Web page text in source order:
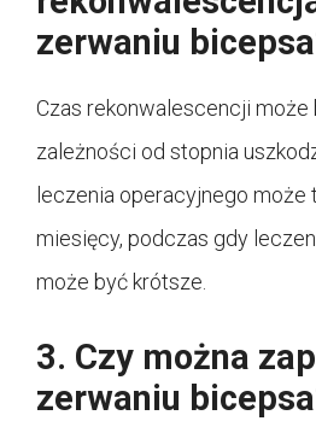
zerwaniu
Czas rekonwalescencji może
zależności od stopnia
leczenia operacyjnego może
miesięcy, podczas gdy
może być krótsze.
3. Czy można
zerwaniu